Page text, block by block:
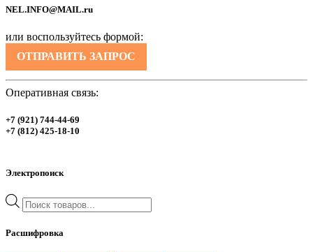
NEL.INFO@MAIL.ru
или воспользуйтесь формой:
ОТПРАВИТЬ ЗАПРОС
Оперативная связь:
+7 (921) 744-44-69
+7 (812) 425-18-10
Электропоиск
Поиск
товаров
Расшифровка